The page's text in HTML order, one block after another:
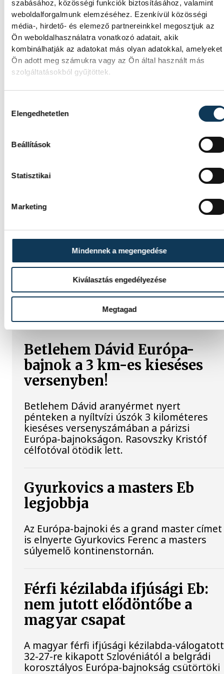
szabásához, közösségi funkciók biztosításához, valamint
weboldalforgalmunk elemzéséhez. Ezenkívül közösségi
média-, hirdető- és elemező partnereinkkel megosztjuk az
Ön weboldalhasználatra vonatkozó adatait, akik
kombinálhatják az adatokat más olyan adatokkal, amelyeket
Ön adott meg számukra vagy az Ön által használt más
szolgáltatásokból gyűjtöttek.
Elengedhetetlen
Beállítások
Statisztikai
Marketing
Mindennek a megengedése
Kiválasztás engedélyezése
Megtagad
Látványos kísérletek, kreatív feladatok és
sok-sok élmény várja a gyerekeket a
veszprémi Tinker Labsben. Videónkban
Balassa Marietta, a központ vezetője
mutatja be, hogyan teszik izgalmassá a
természettudományok megismerését.
amit csinálok
Betlehem Dávid azt mondta, kiváló
formában érzi magát, a sikere kulcsának
pedig azt tartja, hogy szereti, amit csinál.
olimpiai bronzérmes nyíltvízi úszó a
küldöttség első aranyérmét szerezte
pénteken a párizsi vizes Európa-
bajnokságon azzal, hogy megnyerte a
kieséses versenyt.
Betlehem Dávid Európa-
bajnok a 3 km-es kieséses
versenyben!
Betlehem Dávid aranyérmet nyert
pénteken a nyíltvízi úszók 3 kilométeres
kieséses versenyszámában a párizsi
Európa-bajnokságon. Rasovszky Kristóf
célfotóval ötödik lett.
Gyurkovics a masters Eb
legjobbja
Az Európa-bajnoki és a grand master címet
is elnyerte Gyurkovics Ferenc a masters
súlyemelő kontinenstornán.
Férfi kézilabda ifjúsági Eb:
nem jutott elődöntőbe a
magyar csapat
A magyar férfi ifjúsági kézilabda-válogatott
32-27-re kikapott Szlovéniától a belgrádi
korosztályos Európa-bajnokság csütörtöki